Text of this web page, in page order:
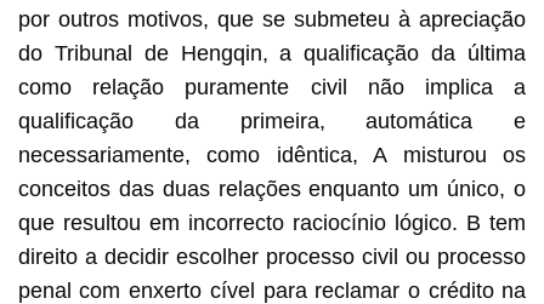
por outros motivos, que se submeteu à apreciação
do Tribunal de Hengqin, a qualificação da última
como relação puramente civil não implica a
qualificação da primeira, automática e
necessariamente, como idêntica, A misturou os
conceitos das duas relações enquanto um único, o
que resultou em incorrecto raciocínio lógico. B tem
direito a decidir escolher processo civil ou processo
penal com enxerto cível para reclamar o crédito na